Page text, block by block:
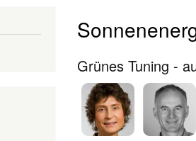
Grünes Tuning -